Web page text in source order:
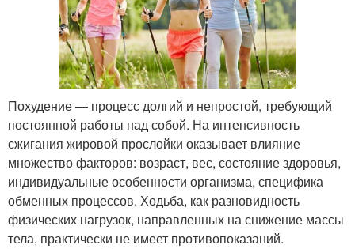
Похудение — процесс долгий и непростой, требующий
постоянной работы над собой. На интенсивность
сжигания жировой прослойки оказывает влияние
множество факторов: возраст, вес, состояние здоровья,
индивидуальные особенности организма, специфика
обменных процессов. Ходьба, как разновидность
физических нагрузок, направленных на снижение массы
тела, практически не имеет противопоказаний.